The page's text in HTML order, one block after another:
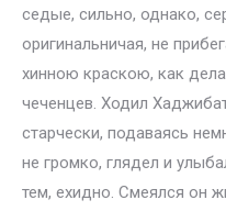
седые, сильно, однако,
оригинальничая, не
хинною краскою, как
чеченцев. Ходил
старчески, подаваясь
не громко, глядел и
тем, ехидно. Смеялся он